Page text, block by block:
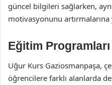
güncel bilgileri sağlarken,
motivasyonunu artırmalarına
Eğitim
Uğur Kurs Gaziosmanpaşa,
öğrencilere farklı alanlarda